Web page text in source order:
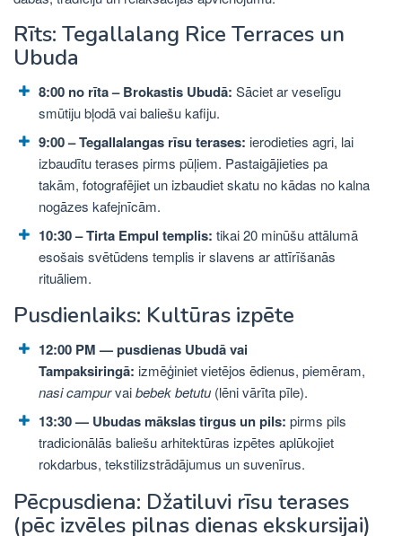
Rīts: Tegallalang Rice Terraces un
Ubuda
8:00 no rīta – Brokastis Ubudā: Sāciet ar veselīgu
smūtiju bļodā vai baliešu kafiju.
9:00 – Tegallalangas rīsu terases: ierodieties agri, lai
izbaudītu terases pirms pūļiem. Pastaigājieties pa
takām, fotografējiet un izbaudiet skatu no kādas no kalna
nogāzes kafejnīcām.
10:30 – Tirta Empul templis: tikai 20 minūšu attālumā
esošais svētūdens templis ir slavens ar attīrīšanās
rituāliem.
Pusdienlaiks: Kultūras izpēte
12:00 PM — pusdienas Ubudā vai
Tampaksiringā: izmēģiniet vietējos ēdienus, piemēram,
nasi campurvaibebek betutu (lēni vārīta pīle).
13:30 — Ubudas mākslas tirgus un pils: pirms pils
tradicionālās baliešu arhitektūras izpētes aplūkojiet
rokdarbus, tekstilizstrādājumus un suvenīrus.
Pēcpusdiena: Džatiluvi rīsu terases
(pēc izvēles pilnas dienas ekskursijai)